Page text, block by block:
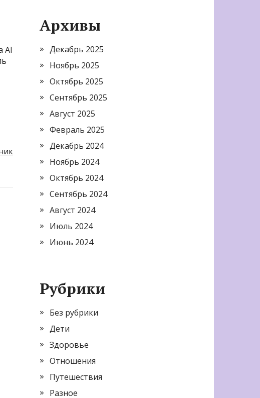
Al
Архивы
Декабрь 2025
Ноябрь 2025
Октябрь 2025
Сентябрь 2025
Август 2025
Февраль 2025
Декабрь 2024
Ноябрь 2024
Октябрь 2024
Сентябрь 2024
Август 2024
Июль 2024
Июнь 2024
Рубрики
Без рубрики
Дети
Здоровье
Отношения
Путешествия
Разное